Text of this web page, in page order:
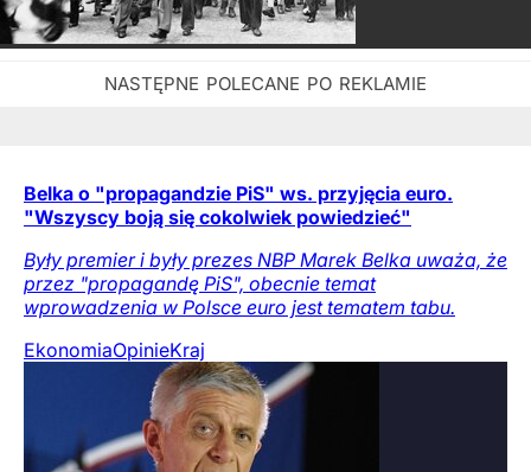
Belka o "propagandzie PiS" ws. przyjęcia euro.
"Wszyscy boją się cokolwiek powiedzieć"
Były premier i były prezes NBP Marek Belka uważa, że
przez "propagandę PiS", obecnie temat
wprowadzenia w Polsce euro jest tematem tabu.
EkonomiaOpinieKraj